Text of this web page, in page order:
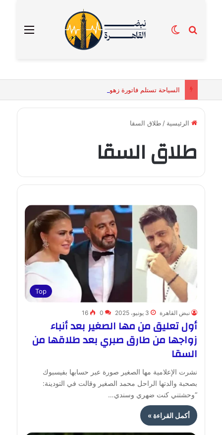
القائمة بحث عنالوضع المظلم
الرئيسية / طلاق السقا
طلاق السقا
Top
نبض القاهرة 3 يونيو، 2025 0
16
أول تعليق من مها الصغير بعد أنباء
زواجها من طارق صبري بعد طلاقها من
السقا
نشرت الإعلامية مها الصغير صورة عبر حسابها بفيسبوك
بصحبة والدتها الراحل محمد الصغير وقالت في التودينة:
“وحشتني كنت ضهري وسندي…
أكمل القراءة »